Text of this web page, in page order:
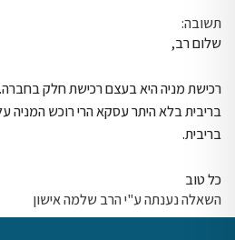
תשובה:
שלום רב,
רכישת מניה היא בעצם רכישת חלק
בריבית בלא היתר עסקא הרי רוכש המניה
בריבית.
כל טוב
השאלה נענתה ע"י הרב שלמה אישון